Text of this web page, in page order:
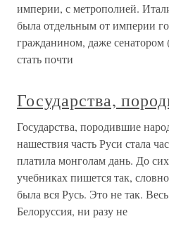
империи, с метрополией.
была отдельным от империи
гражданином, даже
стать почти
Государства,
Государства, породившие
нашествия часть Руси стала
платила монголам дань. До
учебниках пишется так,
была вся Русь. Это не так.
Белоруссия, ни разу не